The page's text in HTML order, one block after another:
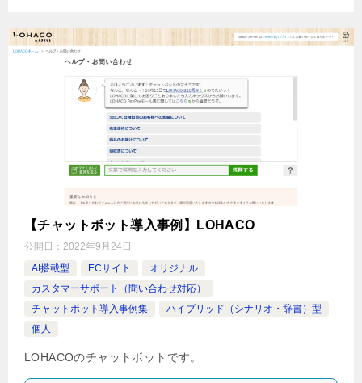
【チャットボット導入事例】LOHACO
公開日： 2022年9月24日
AI搭載型
ECサイト
オリジナル
カスタマーサポート（問い合わせ対応）
チャットボット導入事例集
ハイブリッド（シナリオ・辞書）型
個人
LOHACOのチャットボットです。